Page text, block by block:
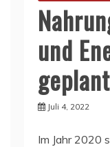
und
geplant
Juli 4, 2022
Im Jahr 2020